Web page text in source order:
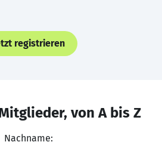
registrieren
von A bis Z
Nachname: